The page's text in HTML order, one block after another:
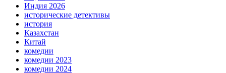
Индия 2026
исторические детективы
история
Казахстан
Китай
комедии
комедии 2023
комедии 2024